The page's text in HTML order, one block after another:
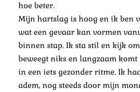
hoe beter.
Mijn hartslag is hoog en ik ben
wat een gevaar kan vormen
binnen stap. Ik sta stil en kijk
beweegt niks en langzaam
in een iets gezonder ritme. Ik
adem, nog steeds door mijn